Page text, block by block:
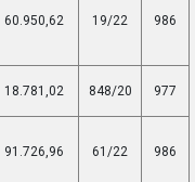
60.950,62 19/22 986
18.781,02 848/20 977
91.726,96 61/22 986